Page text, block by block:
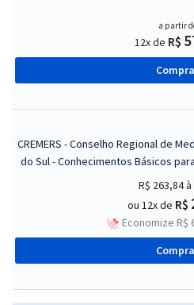
a partir
12x de R$
CREMERS - Conselho Regional de
do Sul - Conhecimentos Básicos
R$ 263,84à
ou 12x de R$
Economize R$